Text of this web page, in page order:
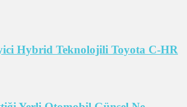
Hybrid Teknolojili Toyota C-HR